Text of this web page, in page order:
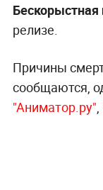
Бескорыстная
релизе.
Причины
сообщаются,
"Аниматор.ру"